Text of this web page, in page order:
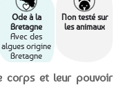
corps et leur pouvoir
Ode à la
Bretagne
Avec des
algues origine
Bretagne
Non testé sur
les animaux